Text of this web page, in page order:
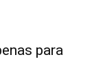
para